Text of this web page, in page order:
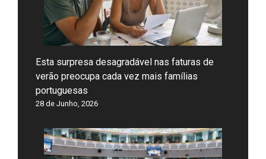
Esta surpresa desagradável nas faturas de
verão preocupa cada vez mais famílias
portuguesas
28 de Junho, 2026